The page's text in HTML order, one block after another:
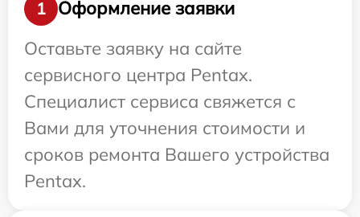
1
Оформление заявки
Оставьте заявку на сайте
сервисного центра Pentax.
Специалист сервиса свяжется с
Вами для уточнения стоимости и
сроков ремонта Вашего устройства
Pentax.